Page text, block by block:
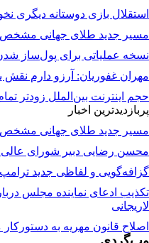
استقلال بازی دوستانه دیگری
مسیر جدید طلای جهانی
نسخه عملیاتی برای پول‌ساز
مهران غفوریان: آرزو دارم نقش
حجم اینترنت بین‌الملل زودتر
پربازدیدترین اخبار
مسیر جدید طلای جهانی
محسن رضایی دبیر شورای
گزافه‌گویی و لفاظی جدید ترامپ
تکذیب ادعای نماینده مجلس
لاریجانی
اصلاح قانون مهریه به